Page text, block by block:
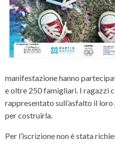
manifestazione hanno
e oltre 250 famigliari. I ragazzi
rappresentato sull’asfalto il
per costruirla.
Per l’iscrizione non è stata